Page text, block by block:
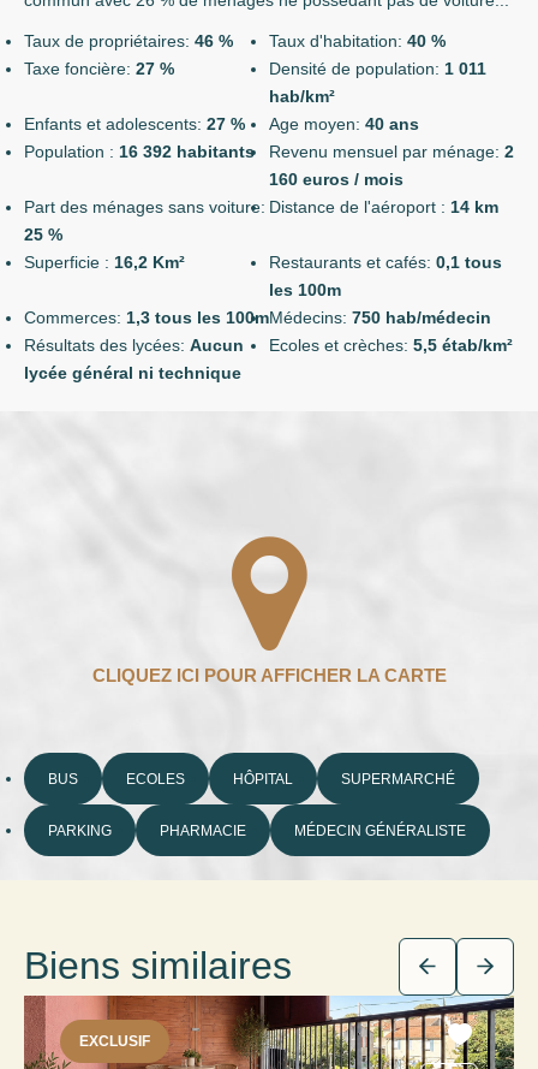
Taux de propriétaires: 46 % Taux d'habitation: 40 %
Taxe foncière: 27 % Densité de population: 1 011
hab/km²
Enfants et adolescents: 27 % Age moyen: 40 ans
Population : 16 392 habitants Revenu mensuel par ménage: 2
160 euros / mois
Part des ménages sans voiture:
25 %
Distance de l'aéroport : 14 km
Superficie : 16,2 Km² Restaurants et cafés: 0,1 tous
les 100m
Commerces: 1,3 tous les 100mMédecins: 750 hab/médecin
Résultats des lycées: Aucun
lycée général ni technique
Ecoles et crèches: 5,5 étab/km²
BUS ECOLES HÔPITAL SUPERMARCHÉ
PARKING PHARMACIE MÉDECIN GÉNÉRALISTE
Biens similaires
EXCLUSIF